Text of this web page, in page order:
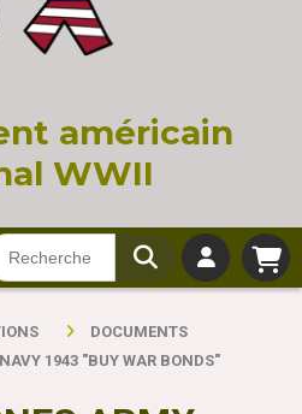
américain
WWII
DOCUMENTS
1943 "BUY WAR BONDS"